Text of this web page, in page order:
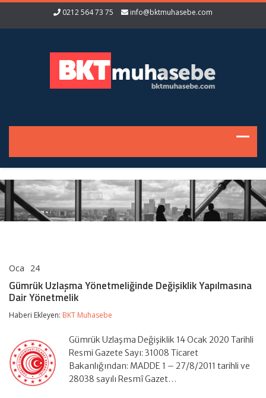
0212 564 73 75 info@bktmuhasebe.com
Oca 24
Yönetmeliğinde
Değişiklik
Dair
Gümrük Uzlaşma Yönetmeliğinde Değişiklik Yapılmasına
Dair Yönetmelik
Haberi Ekleyen: BKT Muhasebe
Gümrük Uzlaşma Değişiklik 14 Ocak 2020 Tarihli
Resmi Gazete Sayı: 31008 Ticaret
Bakanlığından: MADDE 1 – 27/8/2011 tarihli ve
28038 sayılı Resmî Gazet…